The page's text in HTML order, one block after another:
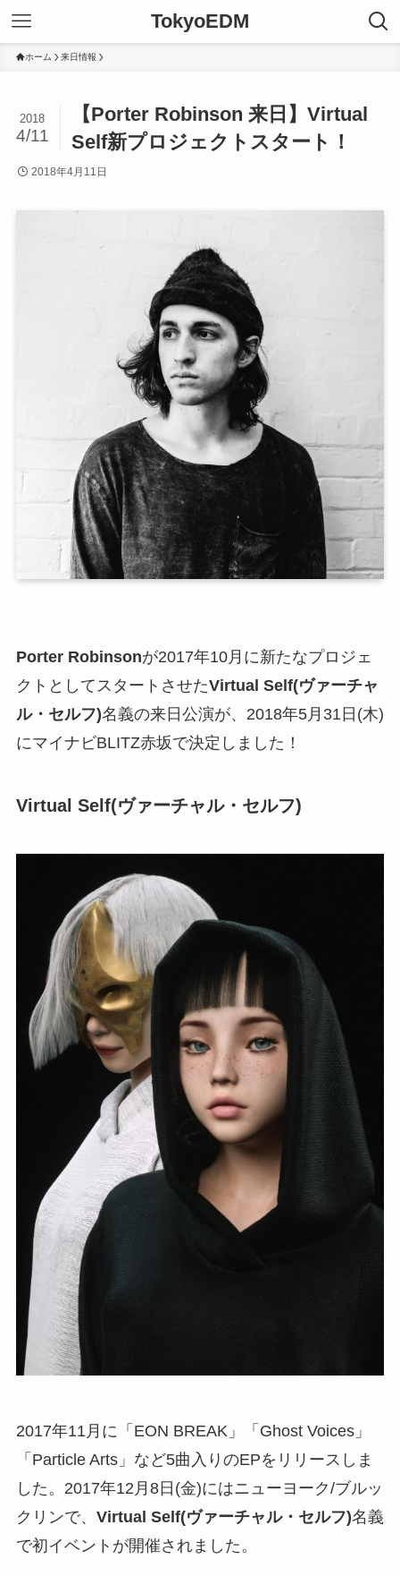
TokyoEDM
ホーム 来日情報
【Porter Robinson 来日】Virtual
Self新プロジェクトスタート！
2018
4/11
2018年4月11日
Porter Robinsonが2017年10月に新たなプロジェ
クトとしてスタートさせたVirtual Self(ヴァーチャ
ル・セルフ)名義の来日公演が、2018年5月31日(木)
にマイナビBLITZ赤坂で決定しました！
Virtual Self(ヴァーチャル・セルフ)
2017年11月に「EON BREAK」「Ghost Voices」
「Particle Arts」など5曲入りのEPをリリースしま
した。2017年12月8日(金)にはニューヨーク/ブルッ
クリンで、 Virtual Self(ヴァーチャル・セルフ)名義
で初イベントが開催されました。